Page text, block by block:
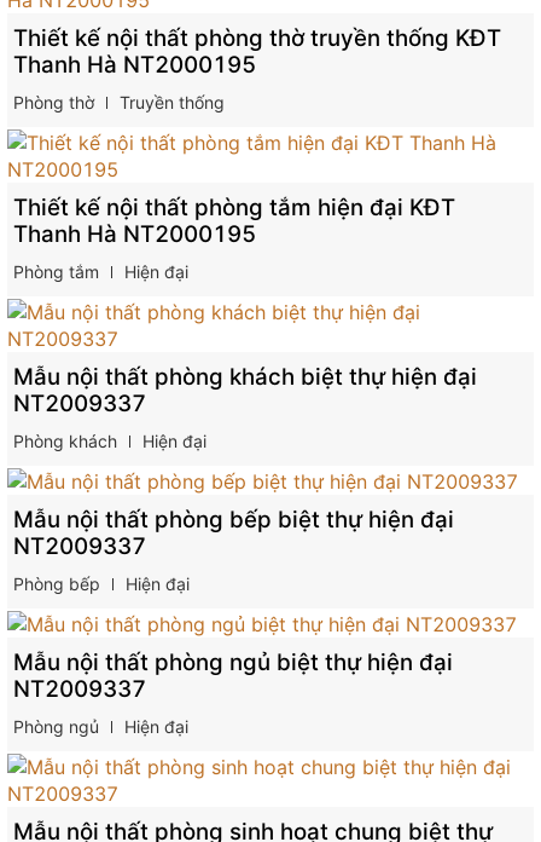
Thiết kế nội thất phòng thờ truyền thống KĐT
Thanh Hà NT2000195
Phòng thờ Truyền thống
Thiết kế nội thất phòng tắm hiện đại KĐT
Thanh Hà NT2000195
Phòng tắm Hiện đại
Mẫu nội thất phòng khách biệt thự hiện đại
NT2009337
Phòng khách Hiện đại
Mẫu nội thất phòng bếp biệt thự hiện đại
NT2009337
Phòng bếp Hiện đại
Mẫu nội thất phòng ngủ biệt thự hiện đại
NT2009337
Phòng ngủ Hiện đại
Mẫu nội thất phòng sinh hoạt chung biệt thự